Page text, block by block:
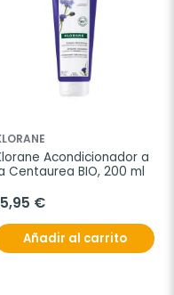
Acondicionador a
Centaurea BIO, 200 ml
€
Añadir al carrito